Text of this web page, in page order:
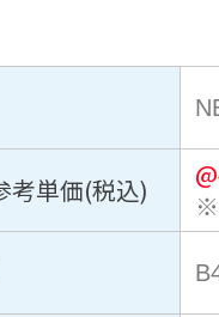
考単価(税込) @
※